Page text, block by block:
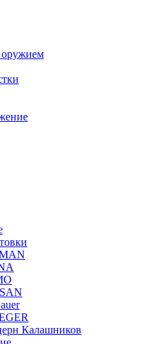
оружием
Калашников